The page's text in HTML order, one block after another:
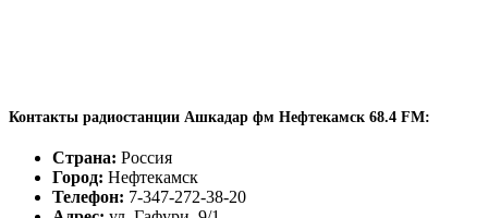
Контакты радиостанции Ашкадар фм Нефтекамск 68.4 FM:
Страна: Россия
Город: Нефтекамск
Телефон: 7-347-272-38-20